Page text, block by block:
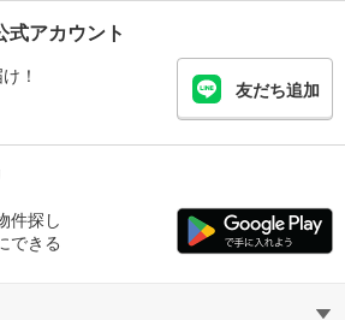
アカウント
！
友だち追加
件探し
できる